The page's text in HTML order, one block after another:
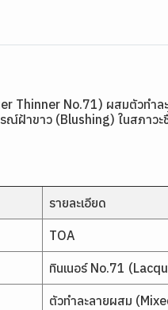
Thinner No.71) ผสมตัวท
รณ์ฝ้าขาว (Blushing) ในสภา
รายละเอียด
TOA
ทินเนอร์ No.71
ตัวทำละลายผสม